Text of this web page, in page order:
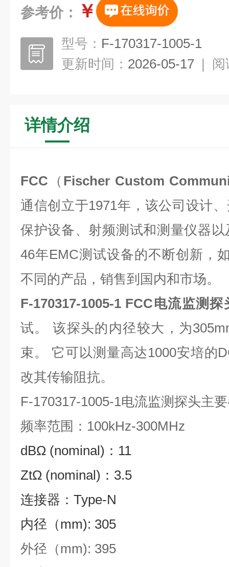
参考价： ￥
型号： F-170317-1005-1
更新时间： 2026-05-17 | 阅
详情介绍
FCC （ Fischer Custom
通信创立于1971年，该公司设计
保护设备、射频测试和测量仪器
46年EMC测试设备的不断创新，
不同的产品，销售到国内和市场。
F-170317-1005-1 FCC电流监测探
试。 该探头的内径较大，为
束。 它可以测量高达1000安培的
改其传输阻抗。
F-170317-1005-1电流监测探头主
频率范围：100kHz-300MHz
dBΩ (nominal)：11
ZtΩ (nominal)：3.5
连接器：Type-N
内径（mm): 305
外径（mm): 395